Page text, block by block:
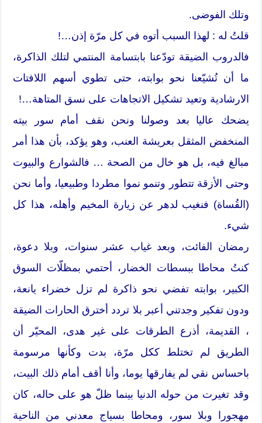
وتلك الفوضى.
قلتُ له : لهذا السبب أتوه في كل مرّة إذن…!
فالدروب الضيقة تودّعنا بابتسامة المنتمي لتلك الذاكرة،
ما أن تُشيّعنا نحو بوابته، حتى تطوي أسهم اللافتات
الارشادية وتعيد تشكيل الاتجاهات على نسق المتاهة…!
يضحك عاليا بعد وصولنا ونحن نقف أمام سور بيته
المنخفض المثقل بعريشة العنب، وهو يؤكد، بأن هذا أمر
مبالغ فيه، بل هو خال من الصحة … فالشوارع والبيوت
وحتى الأزقة تتطور وتنمو نموا مطردا وطبيعيا، وأما نحن
(القُساة) فنغيب لدهر عن زيارة المخيم وأهله، هذا كل
شيء.
رمضان الفائت، وبعد غياب عشر سنوات، وبلا دعوة،
كنتُ محاطا ببسطات الخضار، أحتمي بمظلّات السوق
الكبير، بوابته تفضي نحو ذاكرة لم تزل خضراء يانعة،
ودون تفكير وجدتني أعبر بلا تردد أخترق الحارات الضيقة
، القديمة، أذرع الطرقات على غير هدى، المحيّر أن
الطريق لم تختلط ككل مرّة، بدت وكأنها مرسومة
باحساس نقي لم يفارقها يوما، وأنا أقف أمام ذلك البيت،
وقد تغيرت من حوله الدنيا بينما ظلّ هو على حاله، كان
مهجورا وبلا سور، ومحاطا بسياج معدني من الناحية